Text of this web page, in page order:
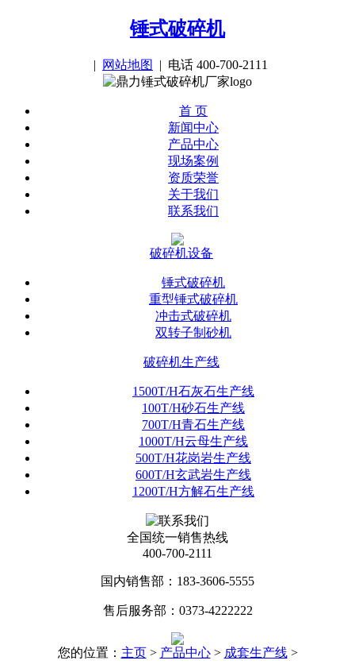
锤式破碎机
| 网站地图 | 电话 400-700-2111
首 页
新闻中心
产品中心
现场案例
资质荣誉
关于我们
联系我们
破碎机设备
锤式破碎机
重型锤式破碎机
冲击式破碎机
双转子制砂机
破碎机生产线
1500T/H石灰石生产线
100T/H砂石生产线
700T/H青石生产线
1000T/H云母生产线
500T/H花岗岩生产线
600T/H玄武岩生产线
1200T/H方解石生产线
全国统一销售热线
400-700-2111
国内销售部：183-3606-5555
售后服务部：0373-4222222
您的位置： 主页> 产品中心> 成套生产线>